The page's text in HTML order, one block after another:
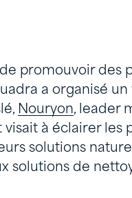
de promouvoir des
a organisé
Nouryon, leader
visait à éclairer
solutions
solutions de